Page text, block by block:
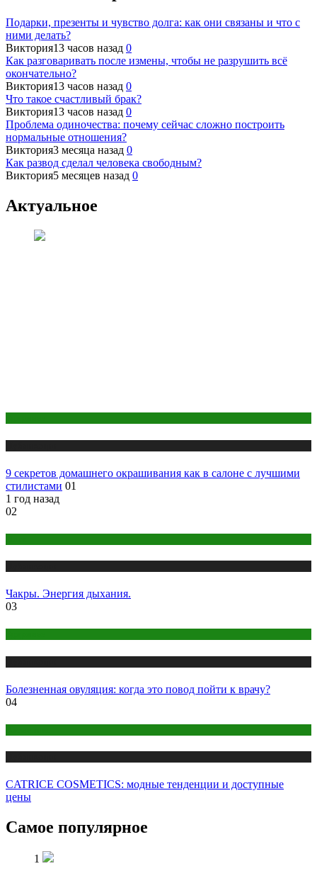
Подарки, презенты и чувство долга: как они связаны и что с
ними делать?
Виктория13 часов назад 0
Как разговаривать после измены, чтобы не разрушить всё
окончательно?
Виктория13 часов назад 0
Что такое счастливый брак?
Виктория13 часов назад 0
Проблема одиночества: почему сейчас сложно построить
нормальные отношения?
Виктория3 месяца назад 0
Как развод сделал человека свободным?
Виктория5 месяцев назад 0
Актуальное
9 секретов домашнего окрашивания как в салоне с лучшими
стилистами 01
1 год назад
02
Чакры. Энергия дыхания.
03
Болезненная овуляция: когда это повод пойти к врачу?
04
CATRICE COSMETICS: модные тенденции и доступные
цены
Самое популярное
1